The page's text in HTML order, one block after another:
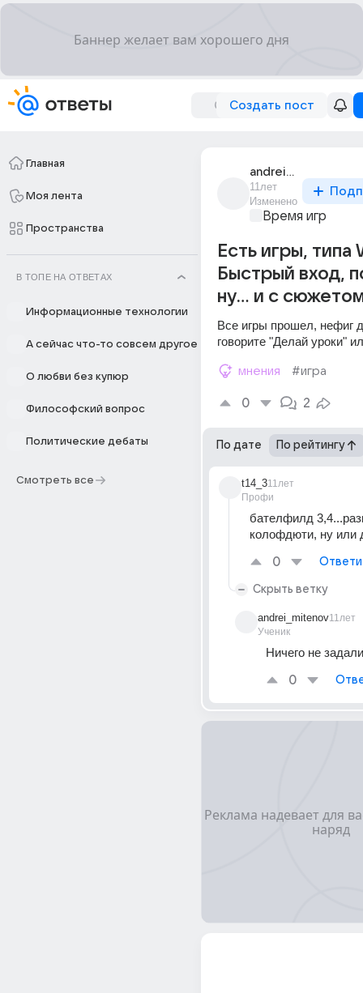
Создать пост
Главная
Моя лента
Пространства
В ТОПЕ НА ОТВЕТАХ
Информационные технологии
А сейчас что-то совсем другое
О любви без купюр
Философский вопрос
Политические дебаты
Смотреть все
andrei_mitenov
11лет
Изменено
Время игр
Есть игры, типа
Быстрый вход,
ну... и с
Все игры прошел, нефиг
говорите "Делай уроки"
мнения #игра
0 2
По дате По рейтингу
t14_3
Профи
11лет
бателфилд
колофдюти, ну или
0
Скрыть ветку
andrei_mitenov
Ученик
11лет
Ничего не
0